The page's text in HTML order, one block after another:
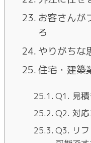
お客さんが
ろ
やりがちな
住宅・建築
Q1. 見積
Q2. 対
Q3. リ